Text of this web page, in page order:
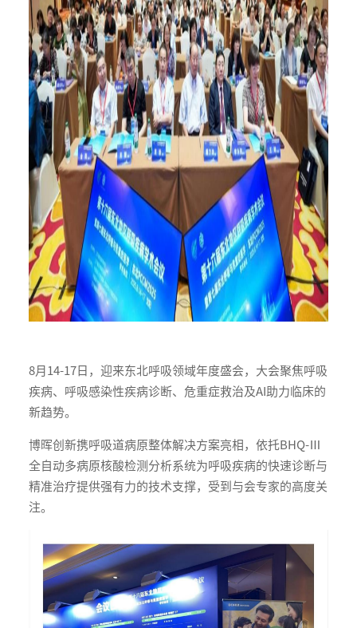
8月14-17日，迎来东北呼吸领域年度盛会，大会聚焦呼吸
疾病、呼吸感染性疾病诊断、危重症救治及AI助力临床的
新趋势。
博晖创新携呼吸道病原整体解决方案亮相，依托BHQ-Ⅲ
全自动多病原核酸检测分析系统为呼吸疾病的快速诊断与
精准治疗提供强有力的技术支撑，受到与会专家的高度关
注。